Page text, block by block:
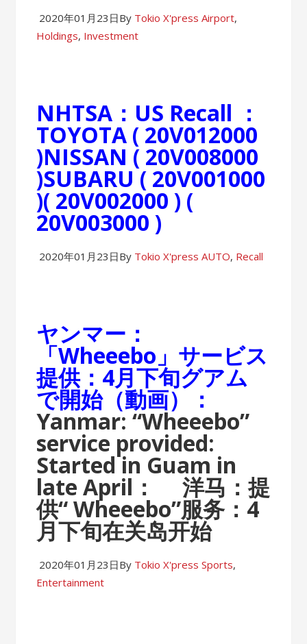
2020年01月23日By Tokio X'press Airport,
Holdings, Investment
NHTSA：US Recall ：
TOYOTA ( 20V012000
)NISSAN ( 20V008000
)SUBARU ( 20V001000
)( 20V002000 ) (
20V003000 )
2020年01月23日By Tokio X'press AUTO, Recall
ヤンマー：
「Wheeebo」サービス
提供：4月下旬グアム
で開始（動画）：
Yanmar: “Wheeebo”
service provided:
Started in Guam in
late April： 洋马：提
供“ Wheeebo”服务：4
月下旬在关岛开始
2020年01月23日By Tokio X'press Sports,
Entertainment